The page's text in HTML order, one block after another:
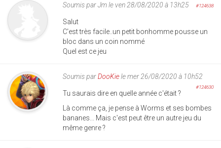
Soumis parJmle ven 28/08/2020 à 13h25 #124638
Salut
C'est très facile..un petit bonhomme pousse un
bloc dans un coin nommé
Quel est ce jeu
Soumis parDooKiele mer 26/08/2020 à 10h52
#124630
Tu saurais dire en quelle année c'était ?
Là comme ça, je pense à Worms et ses bombes
bananes... Mais c'est peut être un autre jeu du
même genre ?